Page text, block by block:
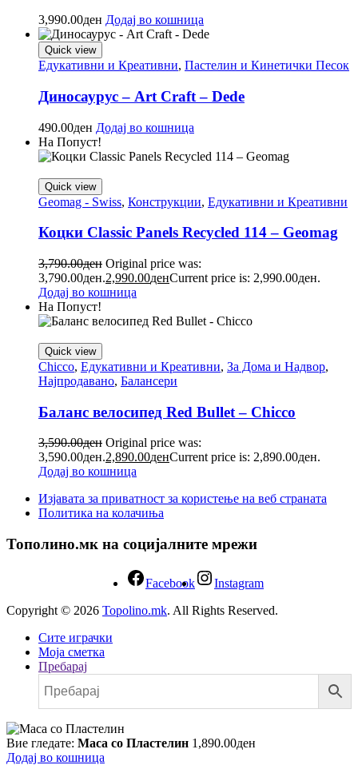
3,990.00ден Додај во кошница
Quick view
Едукативни и Креативни, Пастелин и Кинетички Песок
Диносаурус – Art Craft – Dede
490.00ден Додај во кошница
На Попуст!
Quick view
Geomag - Swiss, Конструкции, Едукативни и Креативни
Коцки Classic Panels Recycled 114 – Geomag
3,790.00ден Original price was:
3,790.00ден.2,990.00денCurrent price is: 2,990.00ден.
Додај во кошница
На Попуст!
Quick view
Chicco, Едукативни и Креативни, За Дома и Надвор,
Најпродавано, Балансери
Баланс велосипед Red Bullet – Chicco
3,590.00ден Original price was:
3,590.00ден.2,890.00денCurrent price is: 2,890.00ден.
Додај во кошница
Изјавата за приватност за користење на веб страната
Политика на колачиња
Тополино.мк на социјалните мрежи
Facebook
Instagram
Copyright © 2026 Topolino.mk. All Rights Reserved.
Сите играчки
Моја сметка
Пребарај
Вие гледате: Маса со Пластелин 1,890.00ден
Додај во кошница